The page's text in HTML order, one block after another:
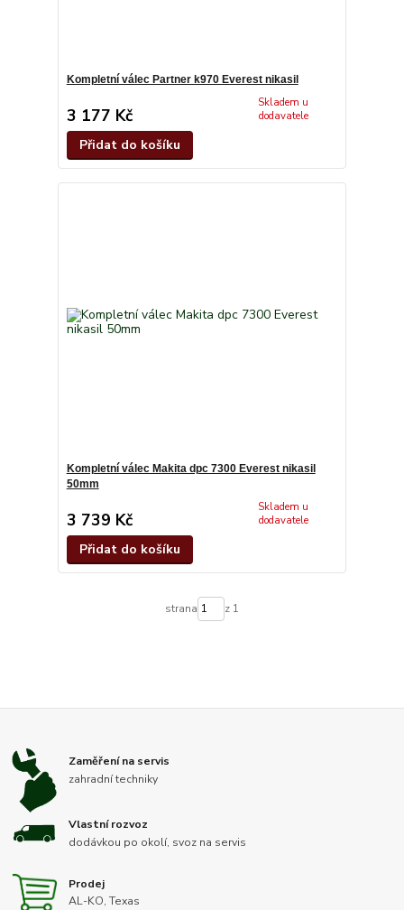
Kompletní válec Partner k970 Everest nikasil
3 177 Kč
Skladem u
dodavatele
Přidat do košíku
Kompletní válec Makita dpc 7300 Everest nikasil
50mm
3 739 Kč
Skladem u
dodavatele
Přidat do košíku
strana z 1
Zaměření na servis
zahradní techniky
Vlastní rozvoz
dodávkou po okolí, svoz na servis
Prodej
AL-KO, Texas